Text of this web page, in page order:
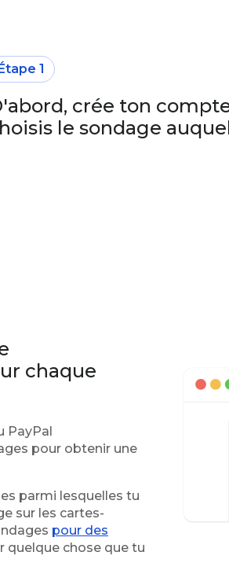
Étape 1
crée ton
le sondage
chaque
PayPal
pour obtenir une
parmi lesquelles tu
sur les cartes-
pour des
quelque chose que tu